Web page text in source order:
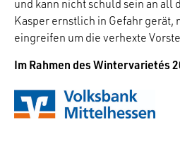
und kann nicht schuld sein an all
Kasper ernstlich in Gefahr gerät,
eingreifen um die verhexte
Im Rahmen des Wintervarietés